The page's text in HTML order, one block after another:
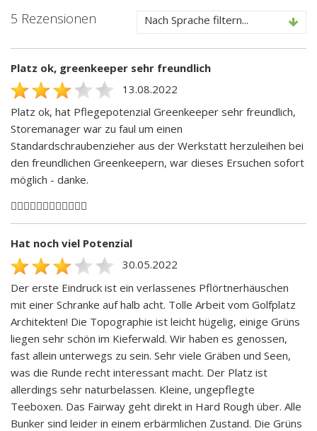
5 Rezensionen Nach Sprache filtern...
Platz ok, greenkeeper sehr freundlich
13.08.2022
Platz ok, hat Pflegepotenzial Greenkeeper sehr freundlich,
Storemanager war zu faul um einen
Standardschraubenzieher aus der Werkstatt herzuleihen bei
den freundlichen Greenkeepern, war dieses Ersuchen sofort
möglich - danke.
🏌🏻‍♂️🏌🏻‍♂️🏌🏻‍♂️🏌🏻‍♂️
Hat noch viel Potenzial
30.05.2022
Der erste Eindruck ist ein verlassenes Pflörtnerhäuschen
mit einer Schranke auf halb acht. Tolle Arbeit vom Golfplatz
Architekten! Die Topographie ist leicht hügelig, einige Grüns
liegen sehr schön im Kieferwald. Wir haben es genossen,
fast allein unterwegs zu sein. Sehr viele Gräben und Seen,
was die Runde recht interessant macht. Der Platz ist
allerdings sehr naturbelassen. Kleine, ungepflegte
Teeboxen. Das Fairway geht direkt in Hard Rough über. Alle
Bunker sind leider in einem erbärmlichen Zustand. Die Grüns